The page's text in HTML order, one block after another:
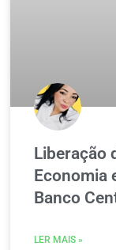
Liberação
Economia
Banco
LER MAIS »